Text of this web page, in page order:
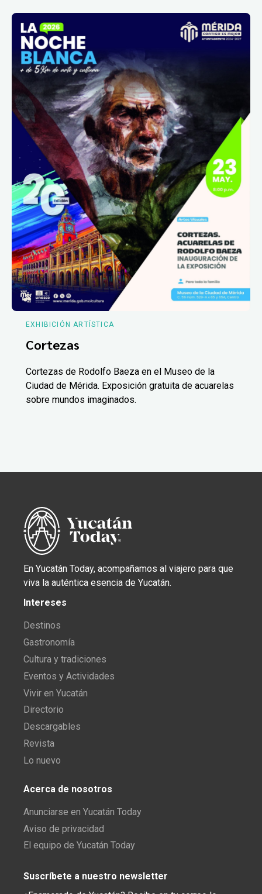
EXHIBICIÓN ARTÍSTICA
Cortezas
Cortezas de Rodolfo Baeza en el Museo de la
Ciudad de Mérida. Exposición gratuita de acuarelas
sobre mundos imaginados.
En Yucatán Today, acompañamos al viajero para que
viva la auténtica esencia de Yucatán.
Intereses
Destinos
Gastronomía
Cultura y tradiciones
Eventos y Actividades
Vivir en Yucatán
Directorio
Descargables
Revista
Lo nuevo
Acerca de nosotros
Anunciarse en Yucatán Today
Aviso de privacidad
El equipo de Yucatán Today
Suscríbete a nuestro newsletter